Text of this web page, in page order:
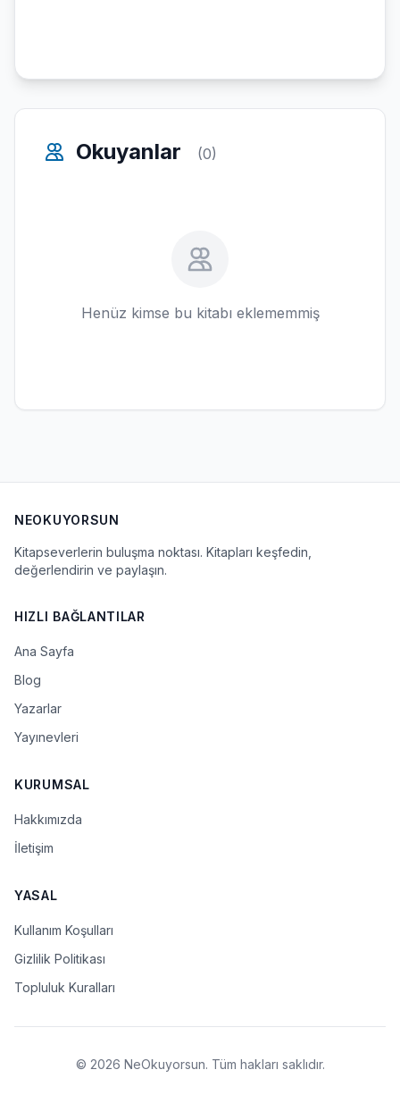
Okuyanlar (0)
Henüz kimse bu kitabı eklememmiş
NEOKUYORSUN
Kitapseverlerin buluşma noktası. Kitapları keşfedin,
değerlendirin ve paylaşın.
HIZLI BAĞLANTILAR
Ana Sayfa
Blog
Yazarlar
Yayınevleri
KURUMSAL
Hakkımızda
İletişim
YASAL
Kullanım Koşulları
Gizlilik Politikası
Topluluk Kuralları
© 2026 NeOkuyorsun. Tüm hakları saklıdır.